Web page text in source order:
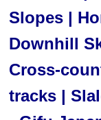
Slopes |
Downhill
Cross-
tracks |